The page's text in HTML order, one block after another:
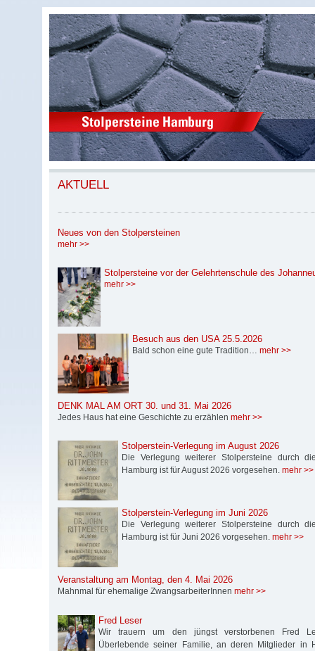
AKTUELL
Neues von den Stolpersteinen
mehr >>
Stolpersteine vor der Gelehrtenschule des
mehr >>
Besuch aus den USA 25.5.2026
Bald schon eine gute Tradition… mehr >>
DENK MAL AM ORT 30. und 31. Mai 2026
Jedes Haus hat eine Geschichte zu erzählen mehr >>
Stolperstein-Verlegung im August 2026
Die Verlegung weiterer Stolpersteine durch
Hamburg ist für August 2026 vorgesehen. mehr >>
Stolperstein-Verlegung im Juni 2026
Die Verlegung weiterer Stolpersteine durch
Hamburg ist für Juni 2026 vorgesehen. mehr >>
Veranstaltung am Montag, den 4. Mai 2026
Mahnmal für ehemalige ZwangsarbeiterInnen mehr >>
Fred Leser
Wir trauern um den jüngst verstorbenen Fred
Überlebende seiner Familie, an deren Mitglieder in